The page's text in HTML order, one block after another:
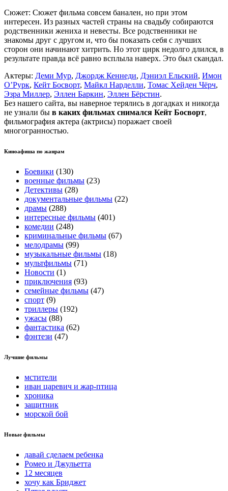
Сюжет: Сюжет фильма совсем банален, но при этом
интересен. Из разных частей страны на свадьбу собираются
родственники жениха и невесты. Все родственники не
знакомы друг с другом и, что бы показать себя с лучших
сторон они начинают хитрить. Но этот цирк недолго длился, в
результате правда всё равно всплыла наверх. Это был скандал.
Актеры: Деми Мур, Джордж Кеннеди, Дэниэл Ельский, Имон
О’Рурк, Кейт Босворт, Майкл Нарделли, Томас Хейден Чёрч,
Эзра Миллер, Эллен Баркин, Эллен Бёрстин.
Без нашего сайта, вы наверное терялись в догадках и никогда
не узнали бы в каких фильмах снимался Кейт Босворт,
фильмография актера (актрисы) поражает своей
многогранностью.
Киноафиша по жанрам
Боевики (130)
военные фильмы (23)
Детективы (28)
документальные фильмы (22)
драмы (288)
интересные фильмы (401)
комедии (248)
криминальные фильмы (67)
мелодрамы (99)
музыкальные фильмы (18)
мультфильмы (71)
Новости (1)
приключения (93)
семейные фильмы (47)
спорт (9)
триллеры (192)
ужасы (88)
фантастика (62)
фэнтези (47)
Лучшие фильмы
мстители
иван царевич и жар-птица
хроника
защитник
морской бой
Новые фильмы
давай сделаем ребенка
Ромео и Джульетта
12 месяцев
хочу как Бриджет